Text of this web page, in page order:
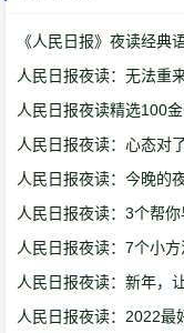
《人民日报》夜读经典
人民日报夜读：无法重
人民日报夜读精选100
人民日报夜读：心态对
人民日报夜读：今晚的
人民日报夜读：3个帮
人民日报夜读：7个小
人民日报夜读：新年，
人民日报夜读：2022最